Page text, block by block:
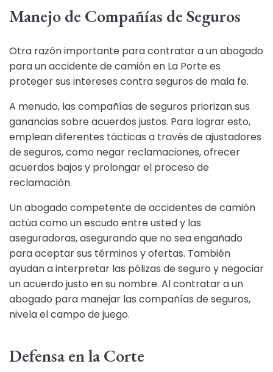
Manejo de Compañías de Seguros
Otra razón importante para contratar a un abogado
para un accidente de camión en La Porte es
proteger sus intereses contra seguros de mala fe.
A menudo, las compañías de seguros priorizan sus
ganancias sobre acuerdos justos. Para lograr esto,
emplean diferentes tácticas a través de ajustadores
de seguros, como negar reclamaciones, ofrecer
acuerdos bajos y prolongar el proceso de
reclamación.
Un abogado competente de accidentes de camión
actúa como un escudo entre usted y las
aseguradoras, asegurando que no sea engañado
para aceptar sus términos y ofertas. También
ayudan a interpretar las pólizas de seguro y negociar
un acuerdo justo en su nombre. Al contratar a un
abogado para manejar las compañías de seguros,
nivela el campo de juego.
Defensa en la Corte